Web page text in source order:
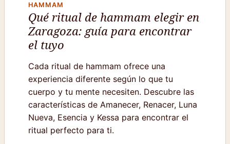
HAMMAM
Qué ritual de hammam elegir en
Zaragoza: guía para encontrar
el tuyo
Cada ritual de hammam ofrece una
experiencia diferente según lo que tu
cuerpo y tu mente necesiten. Descubre las
características de Amanecer, Renacer, Luna
Nueva, Esencia y Kessa para encontrar el
ritual perfecto para ti.